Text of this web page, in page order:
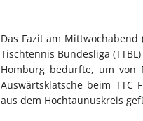
Das Fazit am
Tischtennis Bundesliga
Homburg bedurfte, um von
Auswärtsklatsche beim TTC
aus dem Hochtaunuskreis